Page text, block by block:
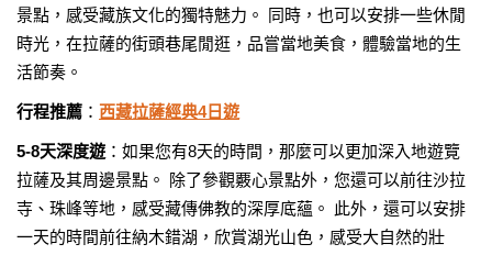
景點，感受藏族文化的獨特魅力。 同時，也可以安排一些休閒
時光，在拉薩的街頭巷尾閒逛，品嘗當地美食，體驗當地的生
活節奏。
行程推薦 ： 西藏拉薩經典4日遊
5-8天深度遊 ：如果您有8天的時間，那麼可以更加深入地遊覽
拉薩及其周邊景點。 除了參觀覈心景點外，您還可以前往沙拉
寺、珠峰等地，感受藏傳佛教的深厚底蘊。 此外，還可以安排
一天的時間前往納木錯湖，欣賞湖光山色，感受大自然的壯